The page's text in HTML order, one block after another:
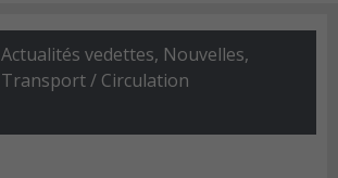
Actualités vedettes, Nouvelles,
Transport / Circulation